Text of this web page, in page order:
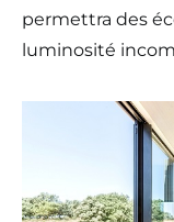
permettra des
luminosité